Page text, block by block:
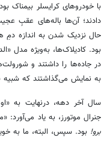
با خودروهای کرایسلر بیمناک
دادند؛ آن‌ها باله‌های عقبِ
حال نزدیک شدن به اندازه دمِ
در جاده‌ها را داشتند و
به نمایش می‌گذاشتند که
سال آخر دهه، درنهایت به
جنرال موتورز، به یاد می‌آورد: «مدل ۱۹۵۹ مانند رها کردن یک ببر از
برو! بود. سپس، البته، ما به